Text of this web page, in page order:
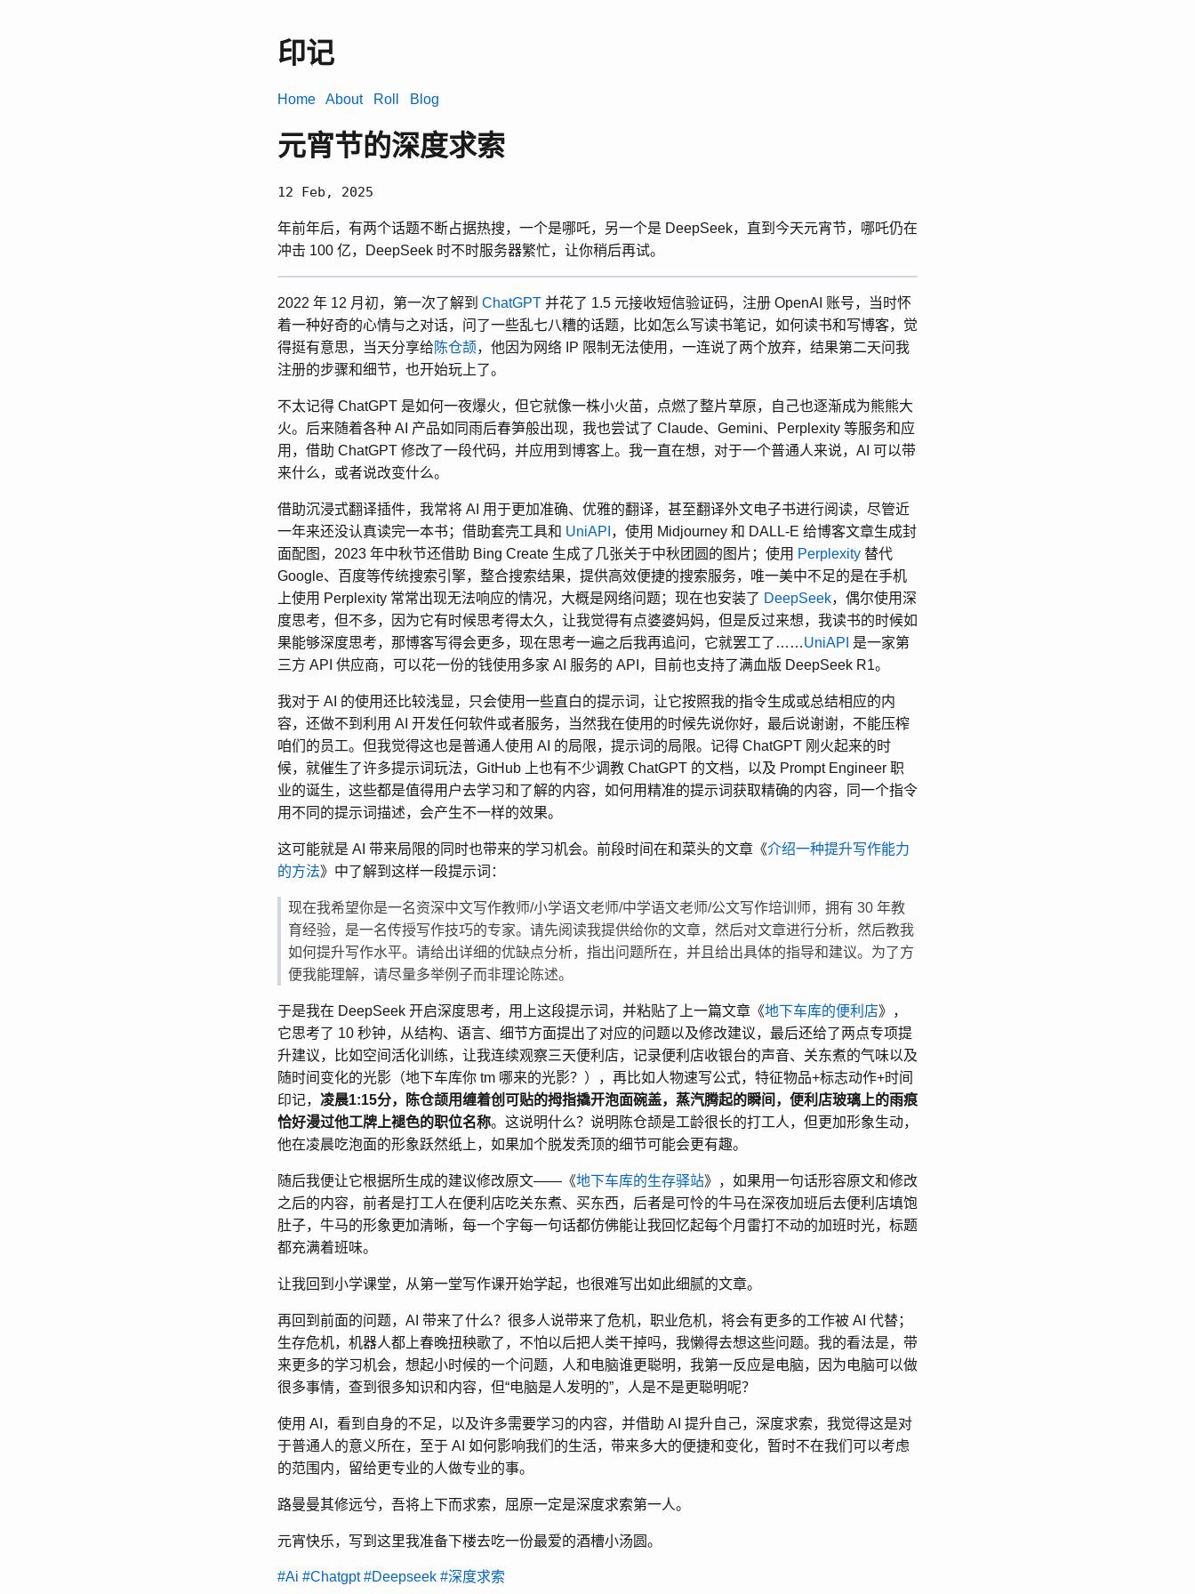
印记
Home About Roll Blog
元宵节的深度求索
12 Feb, 2025
年前年后，有两个话题不断占据热搜，一个是哪吒，另一个是 DeepSeek，直到今天元宵节，哪吒仍在
冲击 100 亿，DeepSeek 时不时服务器繁忙，让你稍后再试。
2022 年 12 月初，第一次了解到 ChatGPT 并花了 1.5 元接收短信验证码，注册 OpenAI 账号，当时怀
着一种好奇的心情与之对话，问了一些乱七八糟的话题，比如怎么写读书笔记，如何读书和写博客，觉
得挺有意思，当天分享给 陈仓颉，他因为网络 IP 限制无法使用，一连说了两个放弃，结果第二天问我
注册的步骤和细节，也开始玩上了。
不太记得 ChatGPT 是如何一夜爆火，但它就像一株小火苗，点燃了整片草原，自己也逐渐成为熊熊大
火。后来随着各种 AI 产品如同雨后春笋般出现，我也尝试了 Claude、Gemini、Perplexity 等服务和应
用，借助 ChatGPT 修改了一段代码，并应用到博客上。我一直在想，对于一个普通人来说，AI 可以带
来什么，或者说改变什么。
借助沉浸式翻译插件，我常将 AI 用于更加准确、优雅的翻译，甚至翻译外文电子书进行阅读，尽管近
一年来还没认真读完一本书；借助套壳工具和 UniAPI ，使用 Midjourney 和 DALL-E 给博客文章生成封
面配图，2023 年中秋节还借助 Bing Create 生成了几张关于中秋团圆的图片；使用 Perplexity 替代
Google、百度等传统搜索引擎，整合搜索结果，提供高效便捷的搜索服务，唯一美中不足的是在手机
上使用 Perplexity 常常出现无法响应的情况，大概是网络问题；现在也安装了 DeepSeek，偶尔使用深
度思考，但不多，因为它有时候思考得太久，让我觉得有点婆婆妈妈，但是反过来想，我读书的时候如
果能够深度思考，那博客写得会更多，现在思考一遍之后我再追问，它就罢工了……UniAPI 是一家第
三方 API 供应商，可以花一份的钱使用多家 AI 服务的 API，目前也支持了满血版 DeepSeek R1。
我对于 AI 的使用还比较浅显，只会使用一些直白的提示词，让它按照我的指令生成或总结相应的内
容，还做不到利用 AI 开发任何软件或者服务，当然我在使用的时候先说你好，最后说谢谢，不能压榨
咱们的员工。但我觉得这也是普通人使用 AI 的局限，提示词的局限。记得 ChatGPT 刚火起来的时
候，就催生了许多提示词玩法，GitHub 上也有不少调教 ChatGPT 的文档，以及 Prompt Engineer 职
业的诞生，这些都是值得用户去学习和了解的内容，如何用精准的提示词获取精确的内容，同一个指令
用不同的提示词描述，会产生不一样的效果。
这可能就是 AI 带来局限的同时也带来的学习机会。前段时间在和菜头的文章《介绍一种提升写作能力
的方法》中了解到这样一段提示词：
现在我希望你是一名资深中文写作教师/小学语文老师/中学语文老师/公文写作培训师，拥有 30 年教
育经验，是一名传授写作技巧的专家。请先阅读我提供给你的文章，然后对文章进行分析，然后教我
如何提升写作水平。请给出详细的优缺点分析，指出问题所在，并且给出具体的指导和建议。为了方
便我能理解，请尽量多举例子而非理论陈述。
于是我在 DeepSeek 开启深度思考，用上这段提示词，并粘贴了上一篇文章《地下车库的便利店》，
它思考了 10 秒钟，从结构、语言、细节方面提出了对应的问题以及修改建议，最后还给了两点专项提
升建议，比如空间活化训练，让我连续观察三天便利店，记录便利店收银台的声音、关东煮的气味以及
随时间变化的光影（地下车库你 tm 哪来的光影？），再比如人物速写公式，特征物品+标志动作+时间
印记， 凌晨1:15分，陈仓颉用缠着创可贴的拇指撬开泡面碗盖，蒸汽腾起的瞬间，便利店玻璃上的雨痕
恰好漫过他工牌上褪色的职位名称。这说明什么？说明陈仓颉是工龄很长的打工人，但更加形象生动，
他在凌晨吃泡面的形象跃然纸上，如果加个脱发秃顶的细节可能会更有趣。
随后我便让它根据所生成的建议修改原文——《地下车库的生存驿站》，如果用一句话形容原文和修改
之后的内容，前者是打工人在便利店吃关东煮、买东西，后者是可怜的牛马在深夜加班后去便利店填饱
肚子，牛马的形象更加清晰，每一个字每一句话都仿佛能让我回忆起每个月雷打不动的加班时光，标题
都充满着班味。
让我回到小学课堂，从第一堂写作课开始学起，也很难写出如此细腻的文章。
再回到前面的问题，AI 带来了什么？很多人说带来了危机，职业危机，将会有更多的工作被 AI 代替；
生存危机，机器人都上春晚扭秧歌了，不怕以后把人类干掉吗，我懒得去想这些问题。我的看法是，带
来更多的学习机会，想起小时候的一个问题，人和电脑谁更聪明，我第一反应是电脑，因为电脑可以做
很多事情，查到很多知识和内容，但“电脑是人发明的”，人是不是更聪明呢？
使用 AI，看到自身的不足，以及许多需要学习的内容，并借助 AI 提升自己，深度求索，我觉得这是对
于普通人的意义所在，至于 AI 如何影响我们的生活，带来多大的便捷和变化，暂时不在我们可以考虑
的范围内，留给更专业的人做专业的事。
路曼曼其修远兮，吾将上下而求索，屈原一定是深度求索第一人。
元宵快乐，写到这里我准备下楼去吃一份最爱的酒槽小汤圆。
#Ai #Chatgpt #Deepseek #深度求索